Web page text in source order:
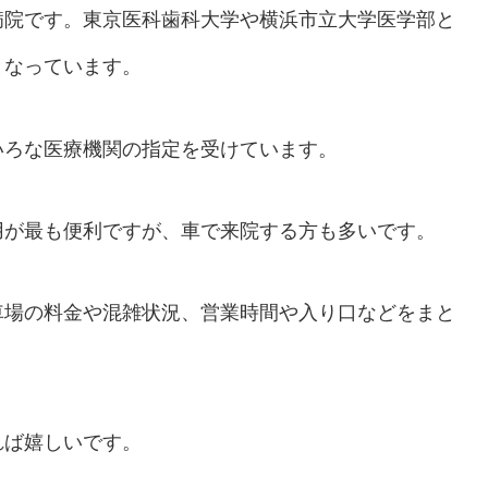
です。東京医科歯科大学や横浜市立大学医学部と
っています。
な医療機関の指定を受けています。
最も便利ですが、車で来院する方も多いです。
の料金や混雑状況、営業時間や入り口などをまと
嬉しいです。